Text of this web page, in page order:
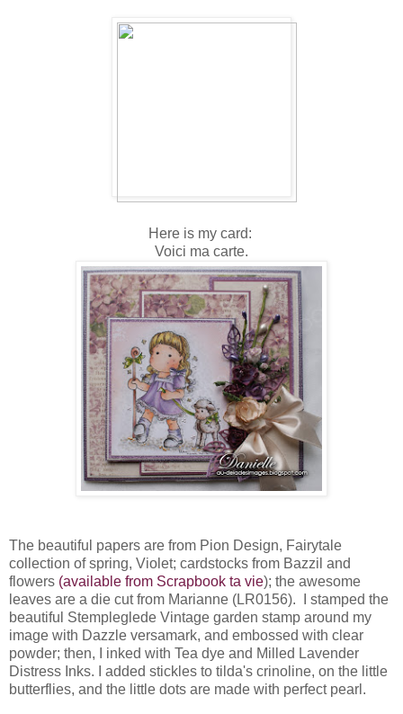
Here is my card:
Voici ma carte.
The beautiful papers are from Pion Design, Fairytale
collection of spring, Violet; cardstocks from Bazzil and
flowers (available from Scrapbook ta vie); the awesome
leaves are a die cut from Marianne (LR0156). I stamped the
beautiful Stempleglede Vintage garden stamp around my
image with Dazzle versamark, and embossed with clear
powder; then, I inked with Tea dye and Milled Lavender
Distress Inks. I added stickles to tilda's crinoline, on the little
butterflies, and the little dots are made with perfect pearl.